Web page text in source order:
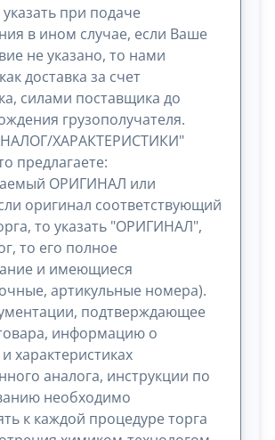
при подаче
в ином случае, если Ваше
не указано, то нами
доставка за счет
силами поставщика до
грузополучателя.
ХАРАКТЕРИСТИКИ"
предлагаете:
ОРИГИНАЛ или
оригинал соответствующий
то указать "ОРИГИНАЛ",
то его полное
и имеющиеся
артикульные номера).
подтверждающее
информацию о
характеристиках
аналога, инструкции по
необходимо
к каждой процедуре торга